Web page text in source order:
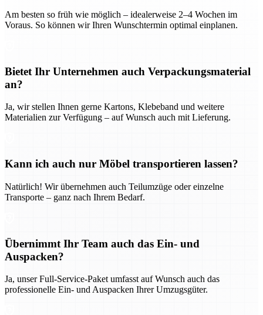
Am besten so früh wie möglich – idealerweise 2–4 Wochen im
Voraus. So können wir Ihren Wunschtermin optimal einplanen.
Bietet Ihr Unternehmen auch Verpackungsmaterial
an?
Ja, wir stellen Ihnen gerne Kartons, Klebeband und weitere
Materialien zur Verfügung – auf Wunsch auch mit Lieferung.
Kann ich auch nur Möbel transportieren lassen?
Natürlich! Wir übernehmen auch Teilumzüge oder einzelne
Transporte – ganz nach Ihrem Bedarf.
Übernimmt Ihr Team auch das Ein- und
Auspacken?
Ja, unser Full-Service-Paket umfasst auf Wunsch auch das
professionelle Ein- und Auspacken Ihrer Umzugsgüter.